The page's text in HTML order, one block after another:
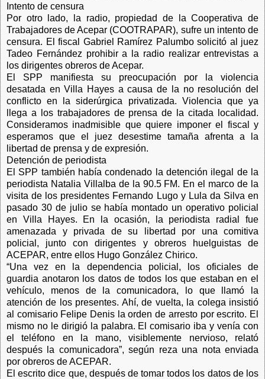
Intento de censura
Por otro lado, la radio, propiedad de la Cooperativa de
Trabajadores de Acepar (COOTRAPAR), sufre un intento de
censura. El fiscal Gabriel Ramírez Palumbo solicitó al juez
Tadeo Fernández prohibir a la radio realizar entrevistas a
los dirigentes obreros de Acepar.
El SPP manifiesta su preocupación por la violencia
desatada en Villa Hayes a causa de la no resolución del
conflicto en la siderúrgica privatizada. Violencia que ya
llega a los trabajadores de prensa de la citada localidad.
Consideramos inadmisible que quiere imponer el fiscal y
esperamos que el juez desestime tamaña afrenta a la
libertad de prensa y de expresión.
Detención de periodista
El SPP también había condenado la detención ilegal de la
periodista Natalia Villalba de la 90.5 FM. En el marco de la
visita de los presidentes Fernando Lugo y Lula da Silva en
pasado 30 de julio se había montado un operativo policial
en Villa Hayes. En la ocasión, la periodista radial fue
amenazada y privada de su libertad por una comitiva
policial, junto con dirigentes y obreros huelguistas de
ACEPAR, entre ellos Hugo González Chirico.
“Una vez en la dependencia policial, los oficiales de
guardia anotaron los datos de todos los que estaban en el
vehículo, menos de la comunicadora, lo que llamó la
atención de los presentes. Ahí, de vuelta, la colega insistió
al comisario Felipe Denis la orden de arresto por escrito. El
mismo no le dirigió la palabra. El comisario iba y venía con
el teléfono en la mano, visiblemente nervioso, relató
después la comunicadora”, según reza una nota enviada
por obreros de ACEPAR.
El escrito dice que, después de tomar todos los datos de los